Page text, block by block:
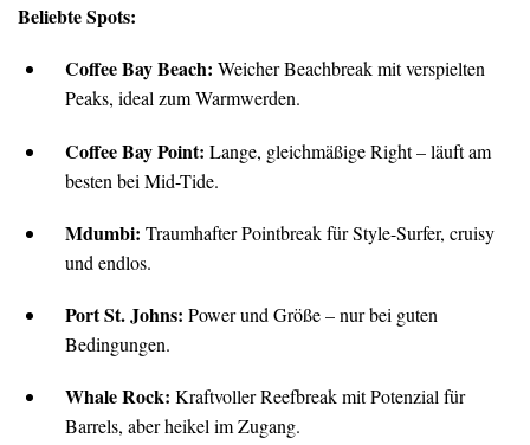
Beliebte Spots:
Coffee Bay Beach: Weicher Beachbreak mit verspielten
Peaks, ideal zum Warmwerden.
Coffee Bay Point: Lange, gleichmäßige Right – läuft am
besten bei Mid-Tide.
Mdumbi: Traumhafter Pointbreak für Style-Surfer, cruisy
und endlos.
Port St. Johns: Power und Größe – nur bei guten
Bedingungen.
Whale Rock: Kraftvoller Reefbreak mit Potenzial für
Barrels, aber heikel im Zugang.